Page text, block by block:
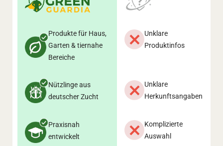
Produkte für Haus,
Garten & tiernahe
Bereiche
Unklare
Produktinfos
Nützlinge aus
deutscher Zucht
Unklare
Herkunftsangaben
Praxisnah
entwickelt
Komplizierte
Auswahl